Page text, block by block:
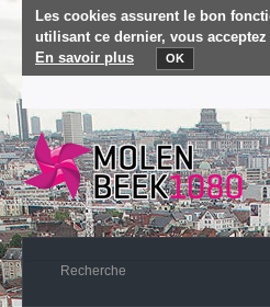
Les cookies assurent le bon
utilisant ce dernier, vous
En savoir plus
OK